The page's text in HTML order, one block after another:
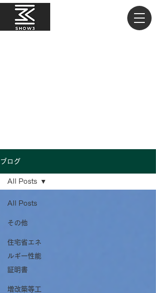
ブログ
All Posts
その他
住宅省エネ
ルギー性能
証明書
増改築等工
All Posts